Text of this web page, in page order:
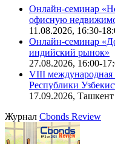
Онлайн-семинар
офисную
11.08.2026, 16:30-
Онлайн-семинар
индийский рынок»
27.08.2026, 16:00-
VIII международная
Республики
17.09.2026, Ташкент
Журнал Cbonds Review